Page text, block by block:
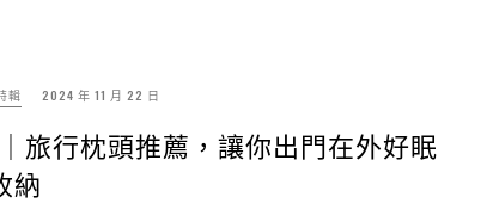
輯 2024 年 11 月 22 日
旅行枕頭推薦，讓你出門在外好眠
納